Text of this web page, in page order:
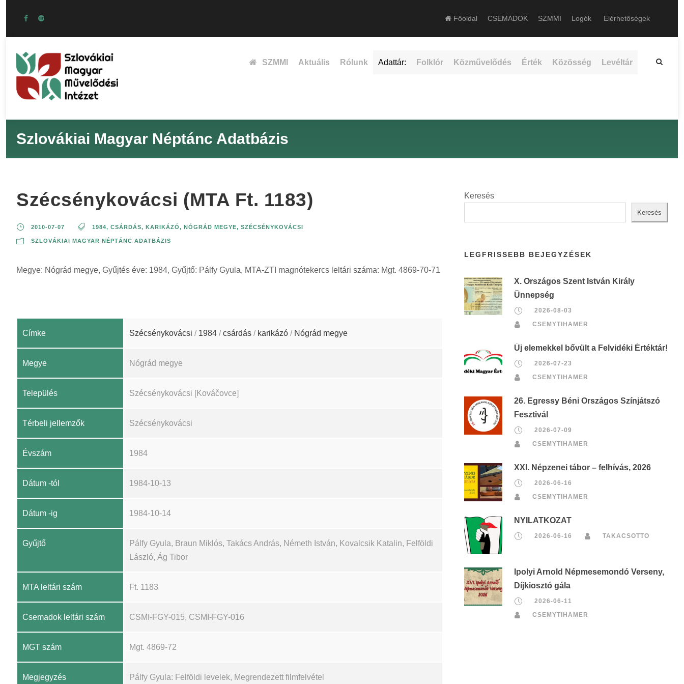
Főoldal CSEMADOK SZMMI Logók Elérhetőségek
SZMMI Aktuális Rólunk Adattár: Folklór Közművelődés Érték Közösség Levéltár
Szlovákiai Magyar Néptánc Adatbázis
Szécsénykovácsi (MTA Ft. 1183)
2010-07-07 1984, CSÁRDÁS, KARIKÁZÓ, NÓGRÁD MEGYE, SZÉCSÉNYKOVÁCSI
SZLOVÁKIAI MAGYAR NÉPTÁNC ADATBÁZIS
Megye: Nógrád megye, Gyűjtés éve: 1984, Gyűjtő: Pálfy Gyula, MTA-ZTI magnótekercs leltári száma: Mgt. 4869-70-71
Címke Szécsénykovácsi / 1984 /csárdás / karikázó / Nógrád megye
Megye Nógrád megye
Település Szécsénykovácsi [Kováčovce]
Térbeli jellemzők Szécsénykovácsi
Évszám 1984
Dátum -tól 1984-10-13
Dátum -ig 1984-10-14
Gyűjtő
Pálfy Gyula, Braun Miklós, Takács András, Németh István, Kovalcsik Katalin, Felföldi
László, Ág Tibor
MTA leltári szám Ft. 1183
Csemadok leltári szám CSMI-FGY-015, CSMI-FGY-016
MGT szám Mgt. 4869-72
Megjegyzés Pálfy Gyula: Felföldi levelek, Megrendezett filmfelvétel
Keresés
Keresés
LEGFRISSEBB BEJEGYZÉSEK
X. Országos Szent István Király
Ünnepség
2026-08-03
CSEMYTIHAMER
Új elemekkel bővült a Felvidéki Értéktár!
2026-07-23
CSEMYTIHAMER
26. Egressy Béni Országos Színjátszó
Fesztivál
2026-07-09
CSEMYTIHAMER
XXI. Népzenei tábor – felhívás, 2026
2026-06-16
CSEMYTIHAMER
NYILATKOZAT
2026-06-16 TAKACSOTTO
Ipolyi Arnold Népmesemondó Verseny,
Díjkiosztó gála
2026-06-11
CSEMYTIHAMER